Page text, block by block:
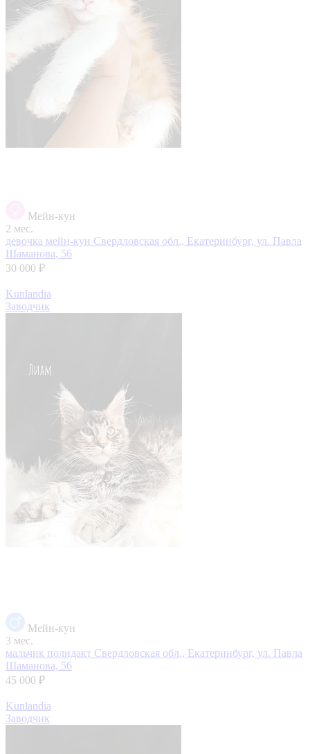
Мейн-кун
2 мес.
девочка мейн-кун Свердловская обл., Екатеринбург, ул. Павла
Шаманова, 56
30 000 ₽
Kunlandia
Заводчик
Мейн-кун
3 мес.
мальчик полидакт Свердловская обл., Екатеринбург, ул. Павла
Шаманова, 56
45 000 ₽
Kunlandia
Заводчик